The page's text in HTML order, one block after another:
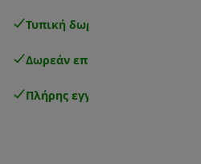
Τυπική δωρεάν παράδοση
Δωρεάν επιστροφές
Πλήρης εγγύηση κατασκευαστή